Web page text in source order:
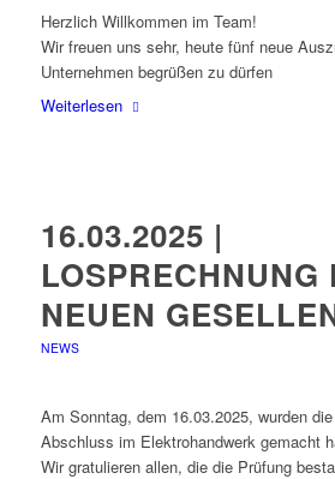
Herzlich Willkommen im Team!
Wir freuen uns sehr, heute fünf neue
Unternehmen begrüßen zu dürfen
Weiterlesen
16.03.2025 |
LOSPRECHNUNG
NEUEN
NEWS
Am Sonntag, dem 16.03.2025, wurden
Abschluss im Elektrohandwerk gemacht
Wir gratulieren allen, die die Prüfung